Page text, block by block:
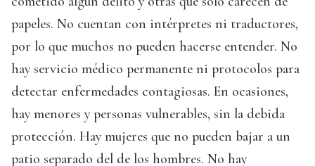
papeles. No cuentan con intérpretes ni traductores,
por lo que muchos no pueden hacerse entender. No
hay servicio médico permanente ni protocolos para
detectar enfermedades contagiosas. En ocasiones,
hay menores y personas vulnerables, sin la debida
protección. Hay mujeres que no pueden bajar a un
patio separado del de los hombres. No hay